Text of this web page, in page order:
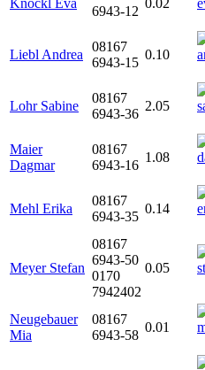
Knöckl Eva
6943-12
0.02
Liebl Andrea
08167
6943-15
0.10
Lohr Sabine
08167
6943-36
2.05
Maier
Dagmar
08167
6943-16
1.08
Mehl Erika
08167
6943-35
0.14
Meyer Stefan
08167
6943-50
0170
7942402
0.05
Neugebauer
Mia
08167
6943-58
0.01